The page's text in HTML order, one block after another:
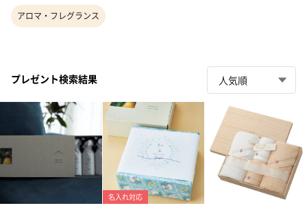
アロマ・フレグランス
プレゼント検索結果